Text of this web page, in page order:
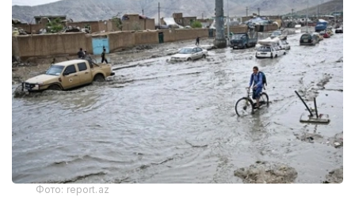
Фото: report.az